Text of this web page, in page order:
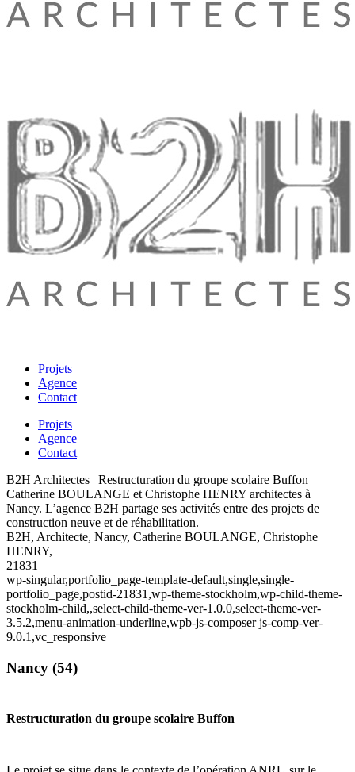
Projets
Agence
Contact
Projets
Agence
Contact
B2H Architectes | Restructuration du groupe scolaire Buffon
Catherine BOULANGE et Christophe HENRY architectes à
Nancy. L’agence B2H partage ses activités entre des projets de
construction neuve et de réhabilitation.
B2H, Architecte, Nancy, Catherine BOULANGE, Christophe
HENRY,
21831
wp-singular,portfolio_page-template-default,single,single-
portfolio_page,postid-21831,wp-theme-stockholm,wp-child-theme-
stockholm-child,,select-child-theme-ver-1.0.0,select-theme-ver-
3.5.2,menu-animation-underline,wpb-js-composer js-comp-ver-
9.0.1,vc_responsive
Nancy (54)
Restructuration du groupe scolaire Buffon